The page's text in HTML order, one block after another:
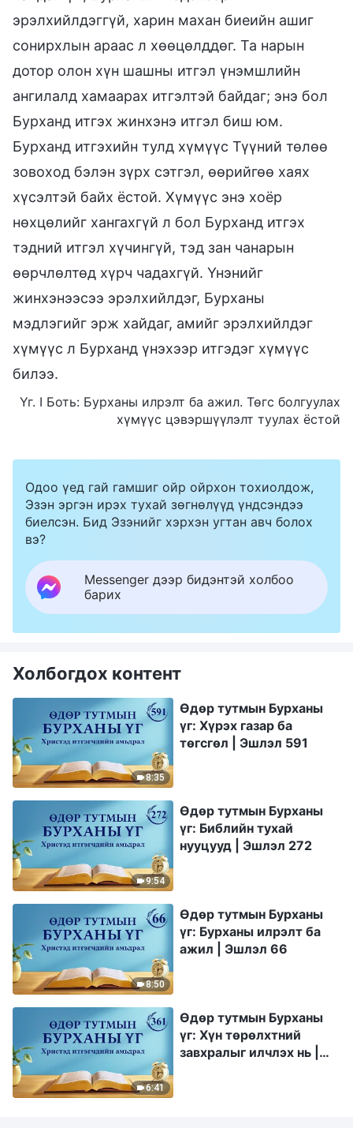
эрэлхийлдэггүй, харин махан биеийн ашиг
сонирхлын араас л хөөцөлддөг. Та нарын
дотор олон хүн шашны итгэл үнэмшлийн
ангилалд хамаарах итгэлтэй байдаг; энэ бол
Бурханд итгэх жинхэнэ итгэл биш юм.
Бурханд итгэхийн тулд хүмүүс Түүний төлөө
зовоход бэлэн зүрх сэтгэл, өөрийгөө хаях
хүсэлтэй байх ёстой. Хүмүүс энэ хоёр
нөхцөлийг хангахгүй л бол Бурханд итгэх
тэдний итгэл хүчингүй, тэд зан чанарын
өөрчлөлтөд хүрч чадахгүй. Үнэнийг
жинхэнээсээ эрэлхийлдэг, Бурханы
мэдлэгийг эрж хайдаг, амийг эрэлхийлдэг
хүмүүс л Бурханд үнэхээр итгэдэг хүмүүс
билээ.
Үг. I Боть: Бурханы илрэлт ба ажил. Төгс болгуулах
хүмүүс цэвэршүүлэлт туулах ёстой
Одоо үед гай гамшиг ойр ойрхон тохиолдож,
Эзэн эргэн ирэх тухай зөгнөлүүд үндсэндээ
биелсэн. Бид Эзэнийг хэрхэн угтан авч болох
вэ?
Messenger дээр бидэнтэй холбоо
барих
Холбогдох контент
8:35
Өдөр тутмын Бурханы
үг: Хүрэх газар ба
төгсгөл | Эшлэл 591
9:54
Өдөр тутмын Бурханы
үг: Библийн тухай
нууцууд | Эшлэл 272
8:50
Өдөр тутмын Бурханы
үг: Бурханы илрэлт ба
ажил | Эшлэл 66
6:41
Өдөр тутмын Бурханы
үг: Хүн төрөлхтний
завхралыг илчлэх нь |